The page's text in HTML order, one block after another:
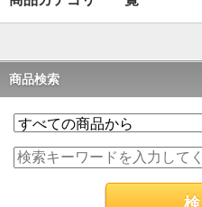
商品検索